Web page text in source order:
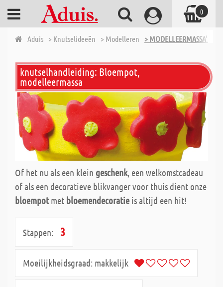
Aduis > Knutselideeën > Modelleren > MODELLEERMASSA'S
knutselhandleiding: Bloempot,
modelleermassa
Of het nu als een klein geschenk, een welkomstcadeau
of als een decoratieve blikvanger voor thuis dient onze
bloempotmet bloemendecoratie is altijd een hit!
Stappen: 3
Moeilijkheidsgraad: makkelijk
0